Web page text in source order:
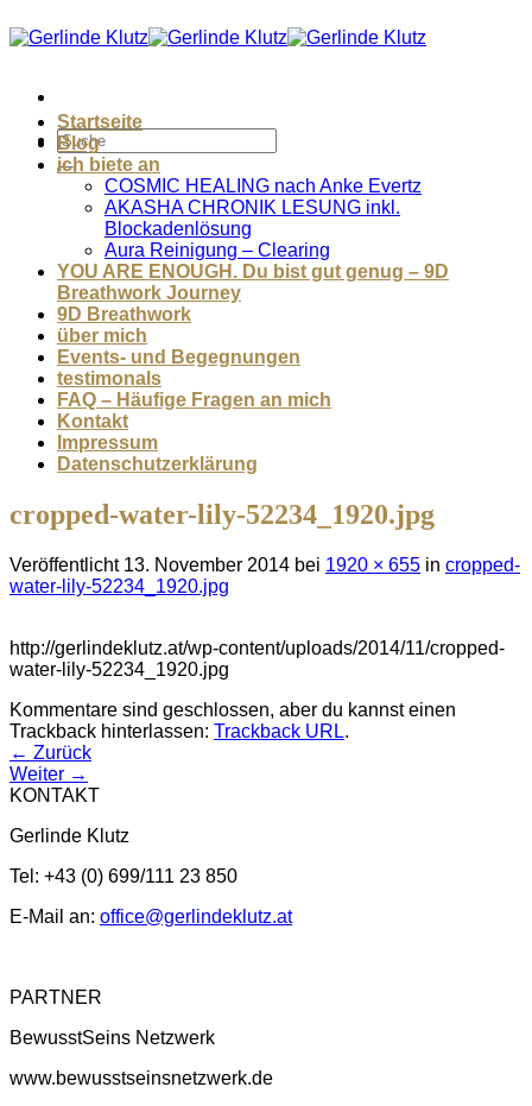
Inhalt
Startseite
Blog
ich biete an
COSMIC HEALING nach Anke Evertz
AKASHA CHRONIK LESUNG inkl.
Blockadenlösung
Aura Reinigung – Clearing
YOU ARE ENOUGH. Du bist gut genug – 9D
Breathwork Journey
9D Breathwork
über mich
Events- und Begegnungen
testimonals
FAQ – Häufige Fragen an mich
Kontakt
Impressum
Datenschutzerklärung
cropped-water-lily-52234_1920.jpg
Veröffentlicht 13. November 2014 bei 1920 × 655 in cropped-
water-lily-52234_1920.jpg
http://gerlindeklutz.at/wp-content/uploads/2014/11/cropped-
water-lily-52234_1920.jpg
Kommentare sind geschlossen, aber du kannst einen
Trackback hinterlassen: Trackback URL.
← Zurück
Weiter →
KONTAKT
Gerlinde Klutz
Tel: +43 (0) 699/111 23 850
E-Mail an: office@gerlindeklutz.at
PARTNER
BewusstSeins Netzwerk
www.bewusstseinsnetzwerk.de